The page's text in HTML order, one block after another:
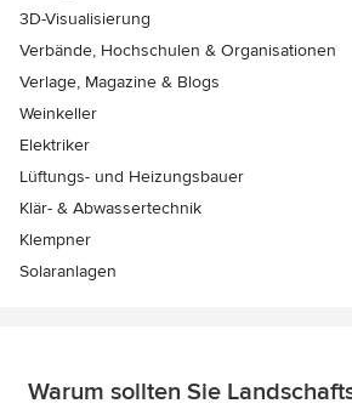
3D-Visualisierung
Verbände, Hochschulen & Organisationen
Verlage, Magazine & Blogs
Weinkeller
Elektriker
Lüftungs- und Heizungsbauer
Klär- & Abwassertechnik
Klempner
Solaranlagen
Warum sollten Sie